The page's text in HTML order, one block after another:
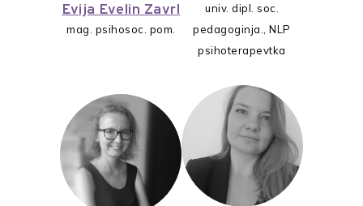
Evija Evelin Zavrl
mag. psihosoc. pom.
univ. dipl. soc.
pedagoginja., NLP
psihoterapevtka